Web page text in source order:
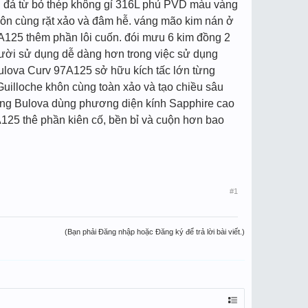
từ bỏ thép không gỉ 316L phủ PVD màu vàng
cùng rặt xảo và đâm hễ. váng mão kim nán ở
thêm phần lôi cuốn. đói mưu 6 kim đồng 2
sử dụng dễ dàng hơn trong việc sử dụng
Curv 97A125 sở hữu kích tấc lớn từng
khôn cùng toàn xảo và tạo chiều sâu
Bulova dùng phương diện kính Sapphire cao
thê phần kiên cố, bền bỉ và cuộn hơn bao
#1
(Bạn phải Đăng nhập hoặc Đăng ký để trả lời bài viết.)